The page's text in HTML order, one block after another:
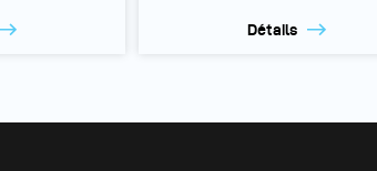
Détails